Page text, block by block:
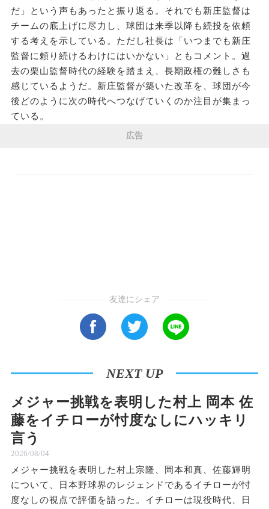
だ」という声もあったと振り返る。それでも新庄監督は
チームの底上げに尽力し、球団は来季以降も続投を依頼
する考えを示している。ただし社長は「いつまでも新庄
監督に頼り続けるわけにはいかない」ともコメント。過
去の栗山監督時代の経験を踏まえ、長期政権の難しさも
感じているようだ。新庄監督が築いた改革を、球団が今
後どのように次の時代へつなげていくのか注目が集まっ
ている。
広告
友達にシェア
NEXT UP
メジャー挑戦を表明した村上 岡本 佐
藤をイチローが忖度なしにハッキリ
言う
2026/08/04
メジャー挑戦を表明した村上宗隆、岡本和真、佐藤輝明
について、日本野球界のレジェンドであるイチローが忖
度なしの視点で評価を語った。イチローは現役時代、日